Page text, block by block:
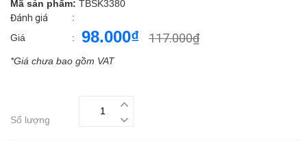
Mã sản phẩm: TBSK3380
Đánh giá
:
Giá
: 98.000₫ 117.000₫
*Giá chưa bao gồm VAT
Số lượng